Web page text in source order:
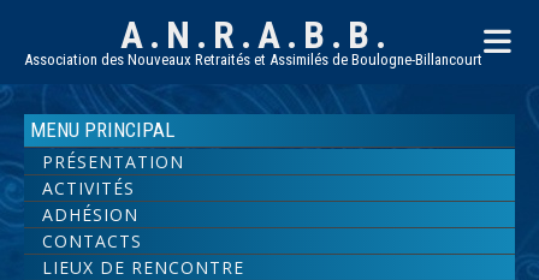
A.N.R.A.B.B.
Association des Nouveaux Retraités et Assimilés de Boulogne-Billancourt
MENU PRINCIPAL
PRÉSENTATION
ACTIVITÉS
ADHÉSION
CONTACTS
LIEUX DE RENCONTRE